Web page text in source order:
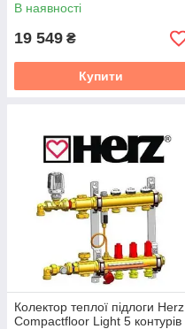
В наявності
19 549 ₴
Купити
Колектор теплої підлоги Herz
Compactfloor Light 5 контурів